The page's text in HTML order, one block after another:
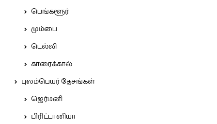
பெங்களூர்
மும்பை
டெல்லி
காரைக்கால்
புலம்பெயர் தேசங்கள்
ஜெர்மனி
பிரிட்டானியா